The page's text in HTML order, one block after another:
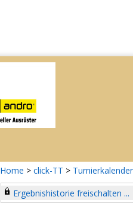
Home > click-TT > Turnierkalender
Ergebnishistorie freischalten ...